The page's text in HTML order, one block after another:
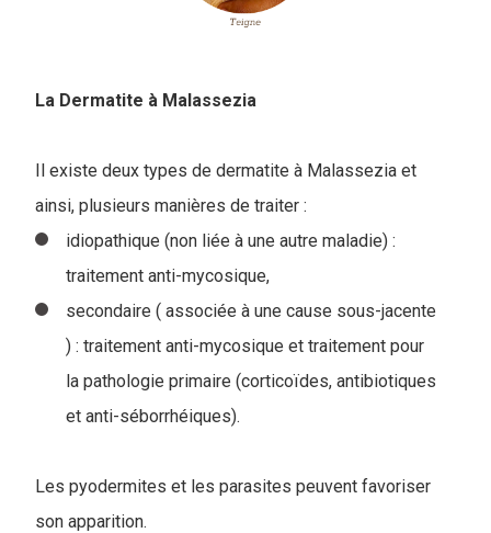
La Dermatite à Malassezia
Il existe deux types de dermatite à Malassezia et
ainsi, plusieurs manières de traiter :
idiopathique (non liée à une autre maladie) :
traitement anti-mycosique,
secondaire ( associée à une cause sous-jacente
) : traitement anti-mycosique et traitement pour
la pathologie primaire (corticoïdes, antibiotiques
et anti-séborrhéiques).
Les pyodermites et les parasites peuvent favoriser
son apparition.